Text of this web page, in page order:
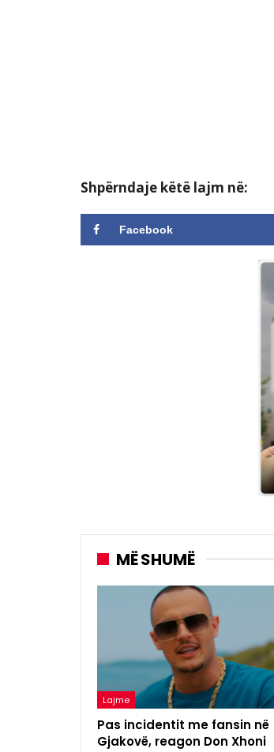
Shpërndaje këtë lajm në:
Facebook
MË SHUMË
Lajme
Pas incidentit me fansin në
Gjakovë, reagon Don Xhoni